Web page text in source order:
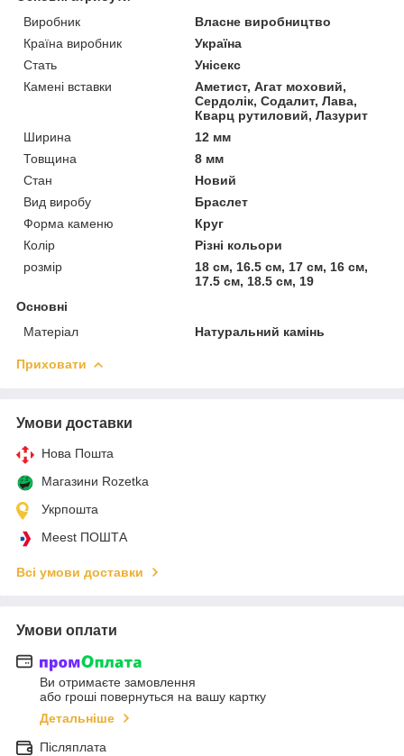
Виробник
Власне виробництво
Країна виробник
Україна
Стать
Унісекс
Камені вставки
Аметист, Агат моховий,
Сердолік, Содалит, Лава,
Кварц рутиловий, Лазурит
Ширина
12 мм
Товщина
8 мм
Стан
Новий
Вид виробу
Браслет
Форма каменю
Круг
Колір
Різні кольори
розмір
18 см, 16.5 см, 17 см, 16 см,
17.5 см, 18.5 см, 19
Основні
Матеріал
Натуральний камінь
Приховати
Умови доставки
Нова Пошта
Магазини Rozetka
Укрпошта
Meest ПОШТА
Всі умови доставки
Умови оплати
Ви отримаєте замовлення
або гроші повернуться на вашу картку
Детальніше
Післяплата